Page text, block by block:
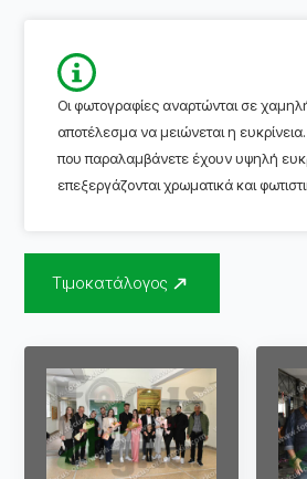
Οι φωτογραφίες αναρτώνται σε
αποτέλεσμα να μειώνεται η
που παραλαμβάνετε έχουν υψηλή
επεξεργάζονται χρωματικά και
Τιμοκατάλογος